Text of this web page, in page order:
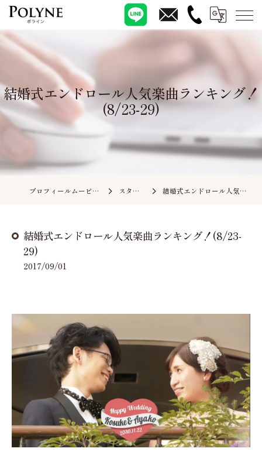
結婚式エンドロール人気楽曲ランキング！
(8/23-29)
プロフィールムービーの依頼ならポライン スタッフブログ 結婚式エンドロール人気楽曲ランキング！(8/23-29)
結婚式エンドロール人気楽曲ランキング！(8/23-
29)
2017/09/01